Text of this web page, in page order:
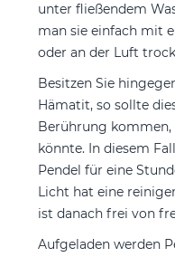
unter fließendem
man sie einfach mit
oder an der Luft
Besitzen Sie
Hämatit, so sollte
Berührung kommen,
könnte. In diesem
Pendel für eine
Licht hat eine
ist danach frei von
Aufgeladen werden